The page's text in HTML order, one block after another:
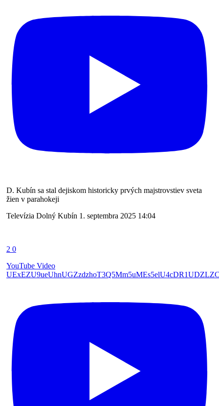
D. Kubín sa stal dejiskom historicky prvých majstrovstiev sveta
žien v parahokeji
Televízia Dolný Kubín 1. septembra 2025 14:04
2 0
YouTube Video